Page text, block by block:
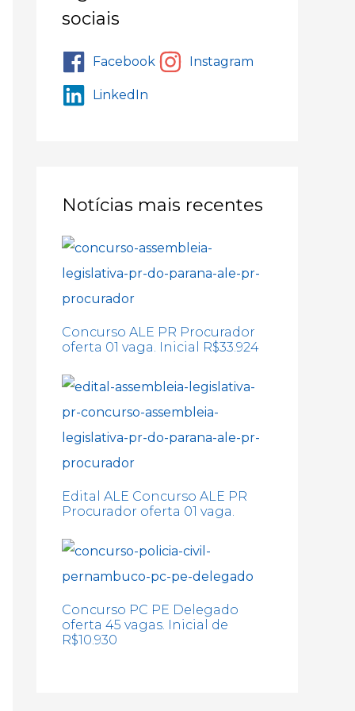
sociais
Facebook Instagram
LinkedIn
Notícias mais recentes
Concurso ALE PR Procurador
oferta 01 vaga. Inicial R$33.924
Edital ALE Concurso ALE PR
Procurador oferta 01 vaga.
Concurso PC PE Delegado
oferta 45 vagas. Inicial de
R$10.930